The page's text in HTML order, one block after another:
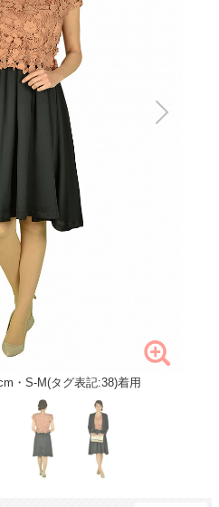
・S-M(タグ表記:38)着用